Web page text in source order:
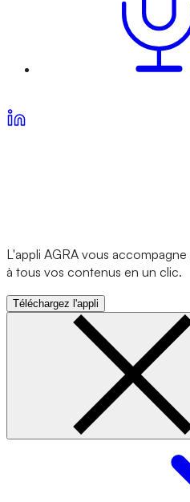
L'appli AGRA vous
à tous vos contenus en un clic.
Téléchargez l'appli